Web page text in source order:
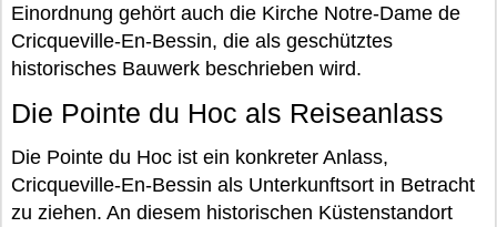
Einordnung gehört auch die Kirche Notre-Dame de
Cricqueville-En-Bessin, die als geschütztes
historisches Bauwerk beschrieben wird.
Die Pointe du Hoc als Reiseanlass
Die Pointe du Hoc ist ein konkreter Anlass,
Cricqueville-En-Bessin als Unterkunftsort in Betracht
zu ziehen. An diesem historischen Küstenstandort